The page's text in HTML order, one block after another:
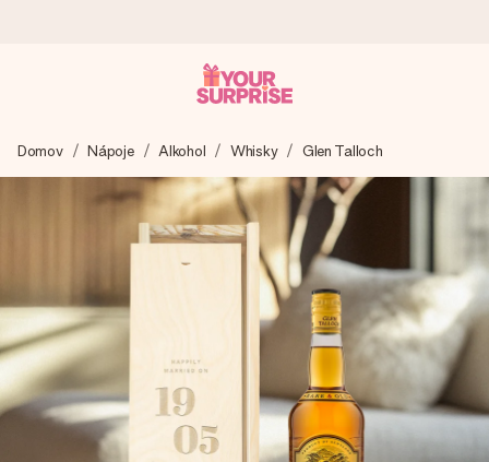
Váš dárek vytvoříme s láskou a bleskově odešleme –
abyste ho mohli darovat právě v tu správnou chvíli, kdy na
tom nejvíc záleží.
4,8 (na základě +15 000 recenzí)
Naše dárky inspirují. Zákazníci nás na Google Reviews
hodnotí známkou 4,8.
Přáníčko zdarma
Domov Nápoje Alkohol Whisky Glen Talloch